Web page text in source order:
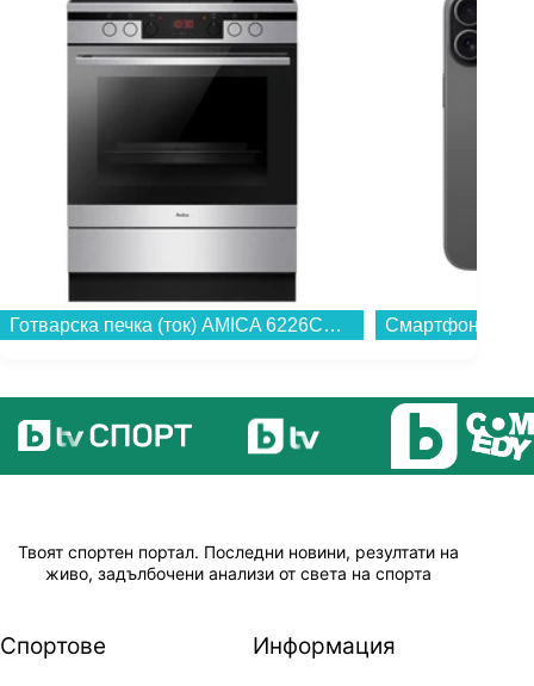
Готварска печка (ток) AMICA 6226CE3.434eETsKDpHa(Xx) , INOX , Керамични...
Твоят спортен портал. Последни новини, резултати на
живо, задълбочени анализи от света на спорта
Спортове Информация